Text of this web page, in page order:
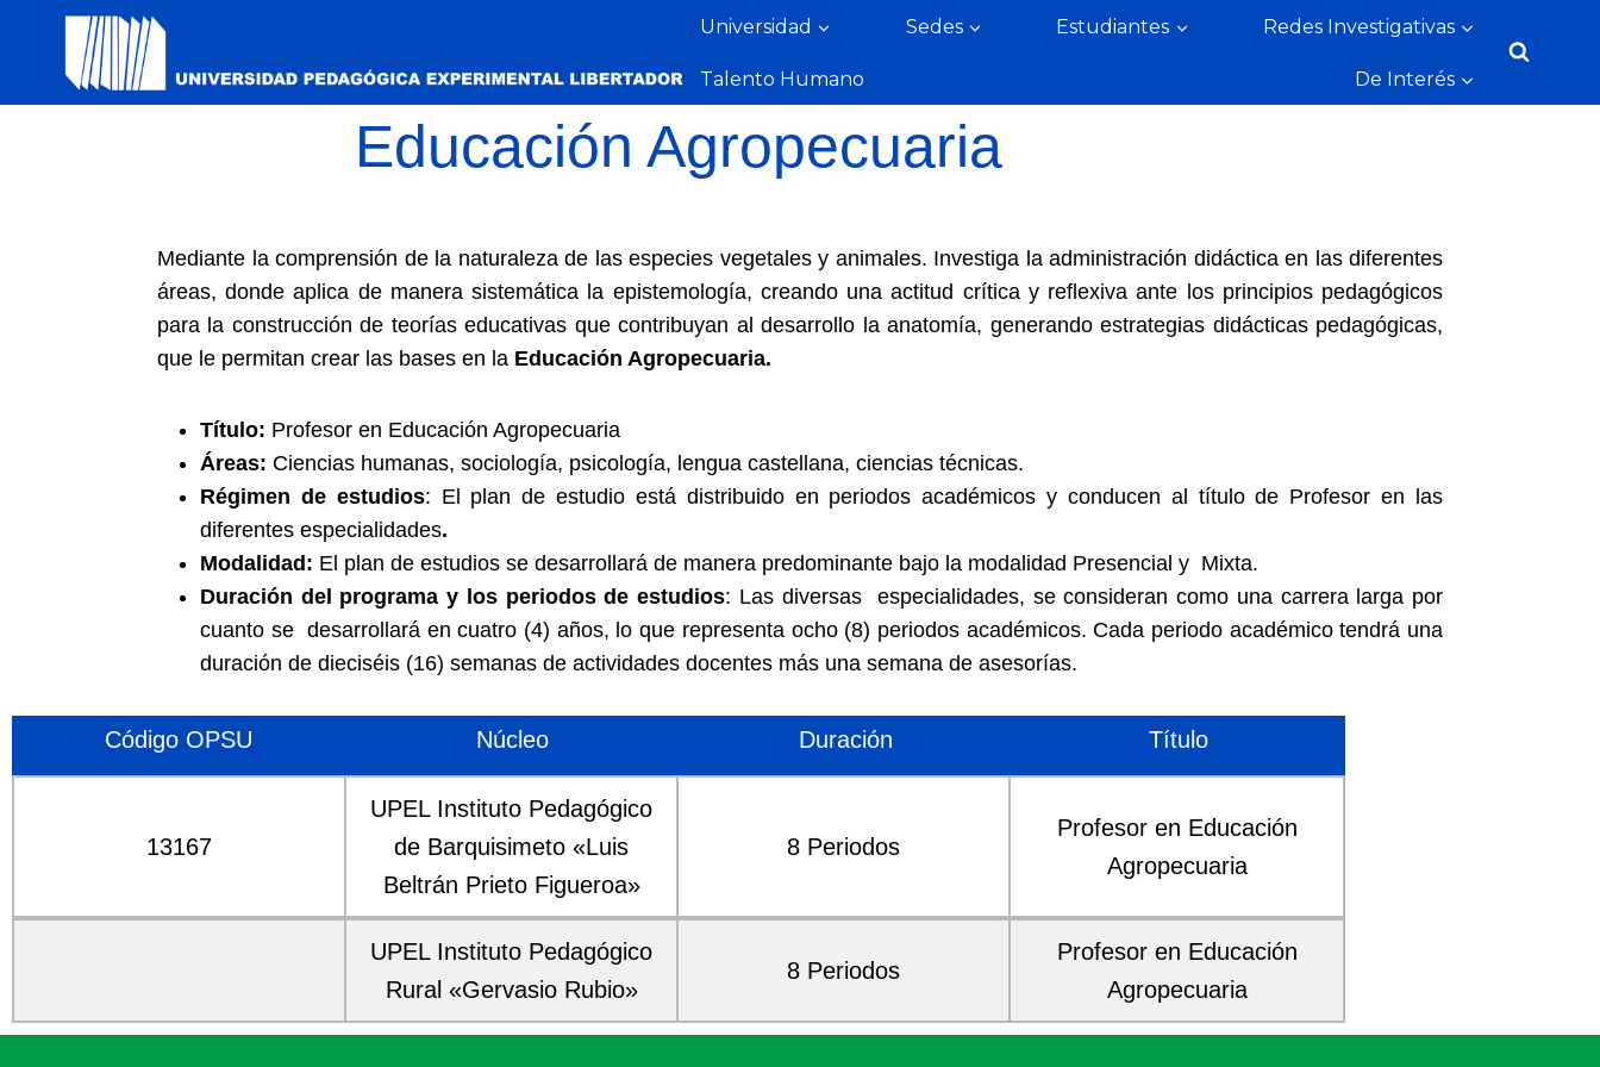
Universidad Sedes Estudiantes Redes Investigativas
Talento Humano De Interés
Educación Agropecuaria
Mediante la comprensión de la naturaleza de las especies vegetales y animales. Investiga la administración didáctica en las diferentes
áreas, donde aplica de manera sistemática la epistemología, creando una actitud crítica y reflexiva ante los principios pedagógicos
para la construcción de teorías educativas que contribuyan al desarrollo la anatomía, generando estrategias didácticas pedagógicas,
que le permitan crear las bases en la Educación Agropecuaria.
Título: Profesor en Educación Agropecuaria
Áreas: Ciencias humanas, sociología, psicología, lengua castellana, ciencias técnicas.
Régimen de estudios: El plan de estudio está distribuido en periodos académicos y conducen al título de Profesor en las
diferentes especialidades.
Modalidad: El plan de estudios se desarrollará de manera predominante bajo la modalidad Presencial y Mixta.
Duración del programa y los periodos de estudios: Las diversas especialidades, se consideran como una carrera larga por
cuanto se desarrollará en cuatro (4) años, lo que representa ocho (8) periodos académicos. Cada periodo académico tendrá una
duración de dieciséis (16) semanas de actividades docentes más una semana de asesorías.
Código OPSU Núcleo Duración Título
13167
UPEL Instituto Pedagógico
de Barquisimeto «Luis
Beltrán Prieto Figueroa»
8 Periodos
Profesor en Educación
Agropecuaria
UPEL Instituto Pedagógico
Rural «Gervasio Rubio»
8 Periodos
Profesor en Educación
Agropecuaria